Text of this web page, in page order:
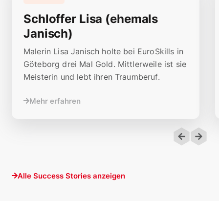
Schloffer Lisa (ehemals
Janisch)
Malerin Lisa Janisch holte bei EuroSkills in
Göteborg drei Mal Gold. Mittlerweile ist sie
Meisterin und lebt ihren Traumberuf.
Mehr erfahren
Alle Success Stories anzeigen